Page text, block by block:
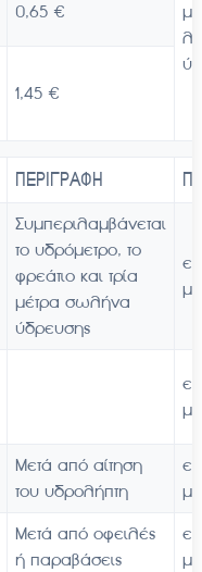
0,65 €
1,45 €
ΠΕΡΙΓΡΑΦΗ
Συμπεριλαμβάνεται
το υδρόμετρο, το
φρεάτιο και τρία
μέτρα σωλήνα
ύδρευσης
Μετά από αίτηση
του υδρολήπτη
Μετά από οφειλές
ή παραβάσεις